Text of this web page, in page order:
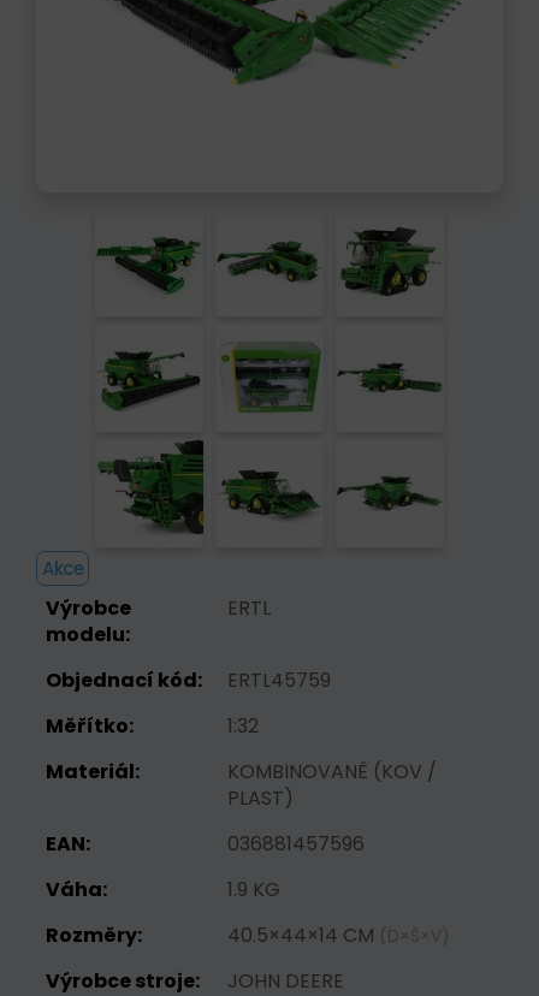
Akce
Výrobce
modelu:
ERTL
Objednací kód:
ERTL45759
Měřítko:
1:32
Materiál:
KOMBINOVANĚ (KOV /
PLAST)
EAN:
036881457596
Váha:
1.9 KG
Rozměry:
40.5×44×14 CM (D×Š×V)
Výrobce stroje: JOHN DEERE